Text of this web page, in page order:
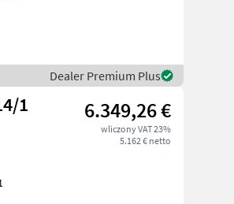
Dealer Premium Plus
1
6.349,26 €
wliczony VAT 23%
5.162 € netto